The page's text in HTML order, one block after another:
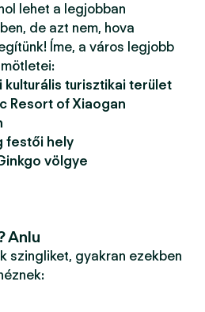
lehet a legjobban
de azt nem, hova
Íme, a város legjobb
kulturális turisztikai terület
Resort of Xiaogan
festői hely
völgye
Anlu
szingliket, gyakran ezekben